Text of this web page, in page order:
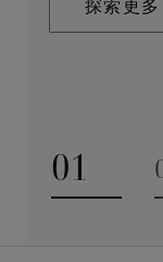
探索更多
探索更多
01
Go to